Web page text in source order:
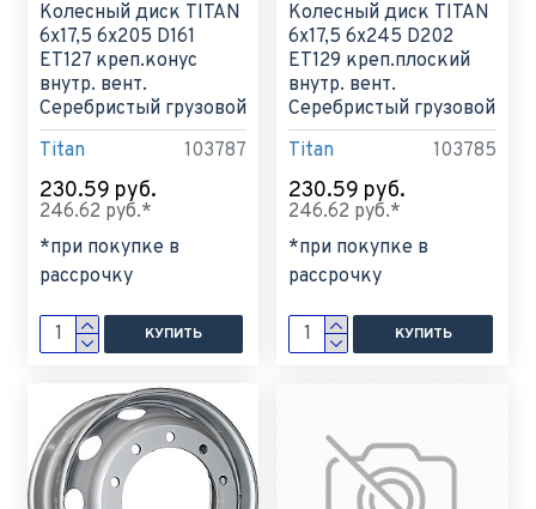
Titan 103787
Колесный диск TITAN
6x17,5 6x205 D161
ET127 креп.конус
внутр. вент.
Серебристый грузовой
230.59 руб.
246.62 руб.*
*при покупке в
рассрочку
КУПИТЬ
Titan 103785
Колесный диск TITAN
6x17,5 6x245 D202
ET129 креп.плоский
внутр. вент.
Серебристый грузовой
230.59 руб.
246.62 руб.*
*при покупке в
рассрочку
КУПИТЬ